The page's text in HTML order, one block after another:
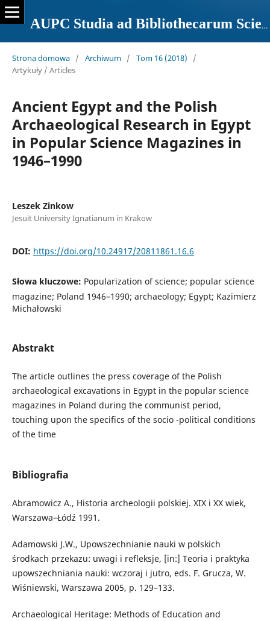
AUPC Studia ad Bibliothecarum Scientiam Pertinentia
Strona domowa / Archiwum / Tom 16 (2018)
/
Artykuły / Articles
Ancient Egypt and the Polish
Archaeological Research in Egypt
in Popular Science Magazines in
1946–1990
Leszek Zinkow
Jesuit University Ignatianum in Krakow
DOI: https://doi.org/10.24917/20811861.16.6
Słowa kluczowe: Popularization of science; popular science
magazine; Poland 1946–1990; archaeology; Egypt; Kazimierz
Michałowski
Abstrakt
The article outlines the press coverage of the Polish
archaeological excavations in Egypt in the popular science
magazines in Poland during the communist period,
touching upon the specifics of the socio -political conditions
of the time
Bibliografia
Abramowicz A., Historia archeologii polskiej. XIX i XX wiek,
Warszawa–Łódź 1991.
Adamowski J.W., Upowszechnianie nauki w polskich
środkach przekazu: uwagi i refleksje, [in:] Teoria i praktyka
upowszechniania nauki: wczoraj i jutro, eds. F. Grucza, W.
Wiśniewski, Warszawa 2005, p. 129–133.
Archaeological Heritage: Methods of Education and